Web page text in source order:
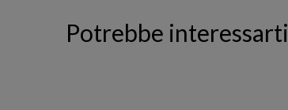
Potrebbe interessarti